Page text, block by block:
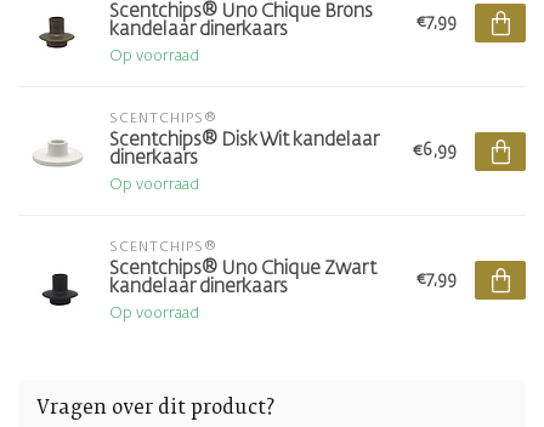
Scentchips® Uno Chique Brons
kandelaar dinerkaars
Op voorraad
€7,99
SCENTCHIPS®
Scentchips® Disk Wit kandelaar
dinerkaars
Op voorraad
€6,99
SCENTCHIPS®
Scentchips® Uno Chique Zwart
kandelaar dinerkaars
Op voorraad
€7,99
Vragen over dit product?